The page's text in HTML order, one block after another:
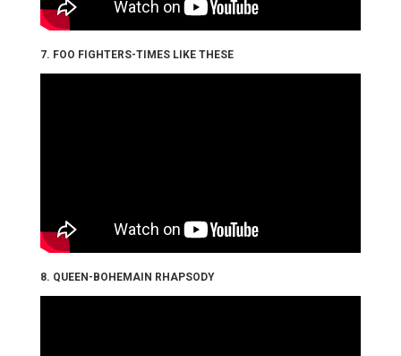
7. FOO FIGHTERS-TIMES LIKE THESE
8. QUEEN-BOHEMAIN RHAPSODY